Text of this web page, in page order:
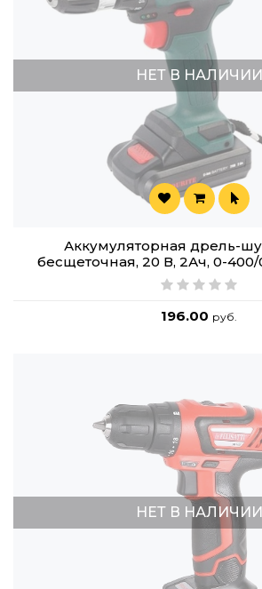
НЕТ В НАЛИЧИИ
Аккумуляторная дрель-
бесщеточная, 20 В, 2Ач, 0-
196.00 руб.
НЕТ В НАЛИЧИИ